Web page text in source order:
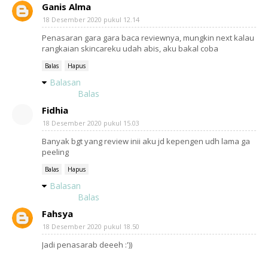
Ganis Alma
18 Desember 2020 pukul 12.14
Penasaran gara gara baca reviewnya, mungkin next kalau
rangkaian skincareku udah abis, aku bakal coba
Balas Hapus
Balasan
Balas
Fidhia
18 Desember 2020 pukul 15.03
Banyak bgt yang review inii aku jd kepengen udh lama ga
peeling
Balas Hapus
Balasan
Balas
Fahsya
18 Desember 2020 pukul 18.50
Jadi penasarab deeeh :'))